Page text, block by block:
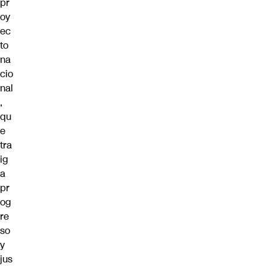
oy
ec
to
na
cio
nal
,
qu
e
tra
ig
a
pr
og
re
so
y
jus